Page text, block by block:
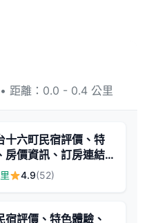
距離：0.0 - 0.4 公里
十六町民宿評價、特
房價資訊、訂房連結 -
與溫馨包棟
4.9(52)
宿評價、特色體驗、